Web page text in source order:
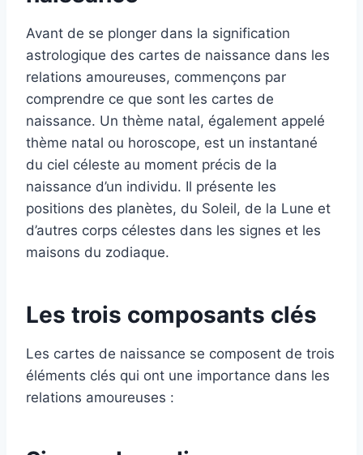
Avant de se plonger dans la signification
astrologique des cartes de naissance dans les
relations amoureuses, commençons par
comprendre ce que sont les cartes de
naissance. Un thème natal, également appelé
thème natal ou horoscope, est un instantané
du ciel céleste au moment précis de la
naissance d’un individu. Il présente les
positions des planètes, du Soleil, de la Lune et
d’autres corps célestes dans les signes et les
maisons du zodiaque.
Les trois composants clés
Les cartes de naissance se composent de trois
éléments clés qui ont une importance dans les
relations amoureuses :